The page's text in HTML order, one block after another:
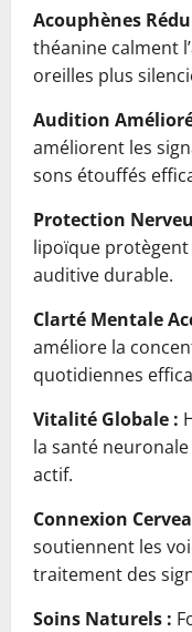
Acouphènes
théanine calment
oreilles plus
Audition
améliorent les
sons étouffés
Protection
lipoïque
auditive durable.
Clarté Mentale
améliore la
quotidiennes
Vitalité Globale :
la santé
actif.
Connexion
soutiennent les
traitement des
Soins Naturels :